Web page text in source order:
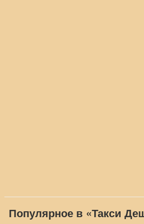
Популярное в «Такси